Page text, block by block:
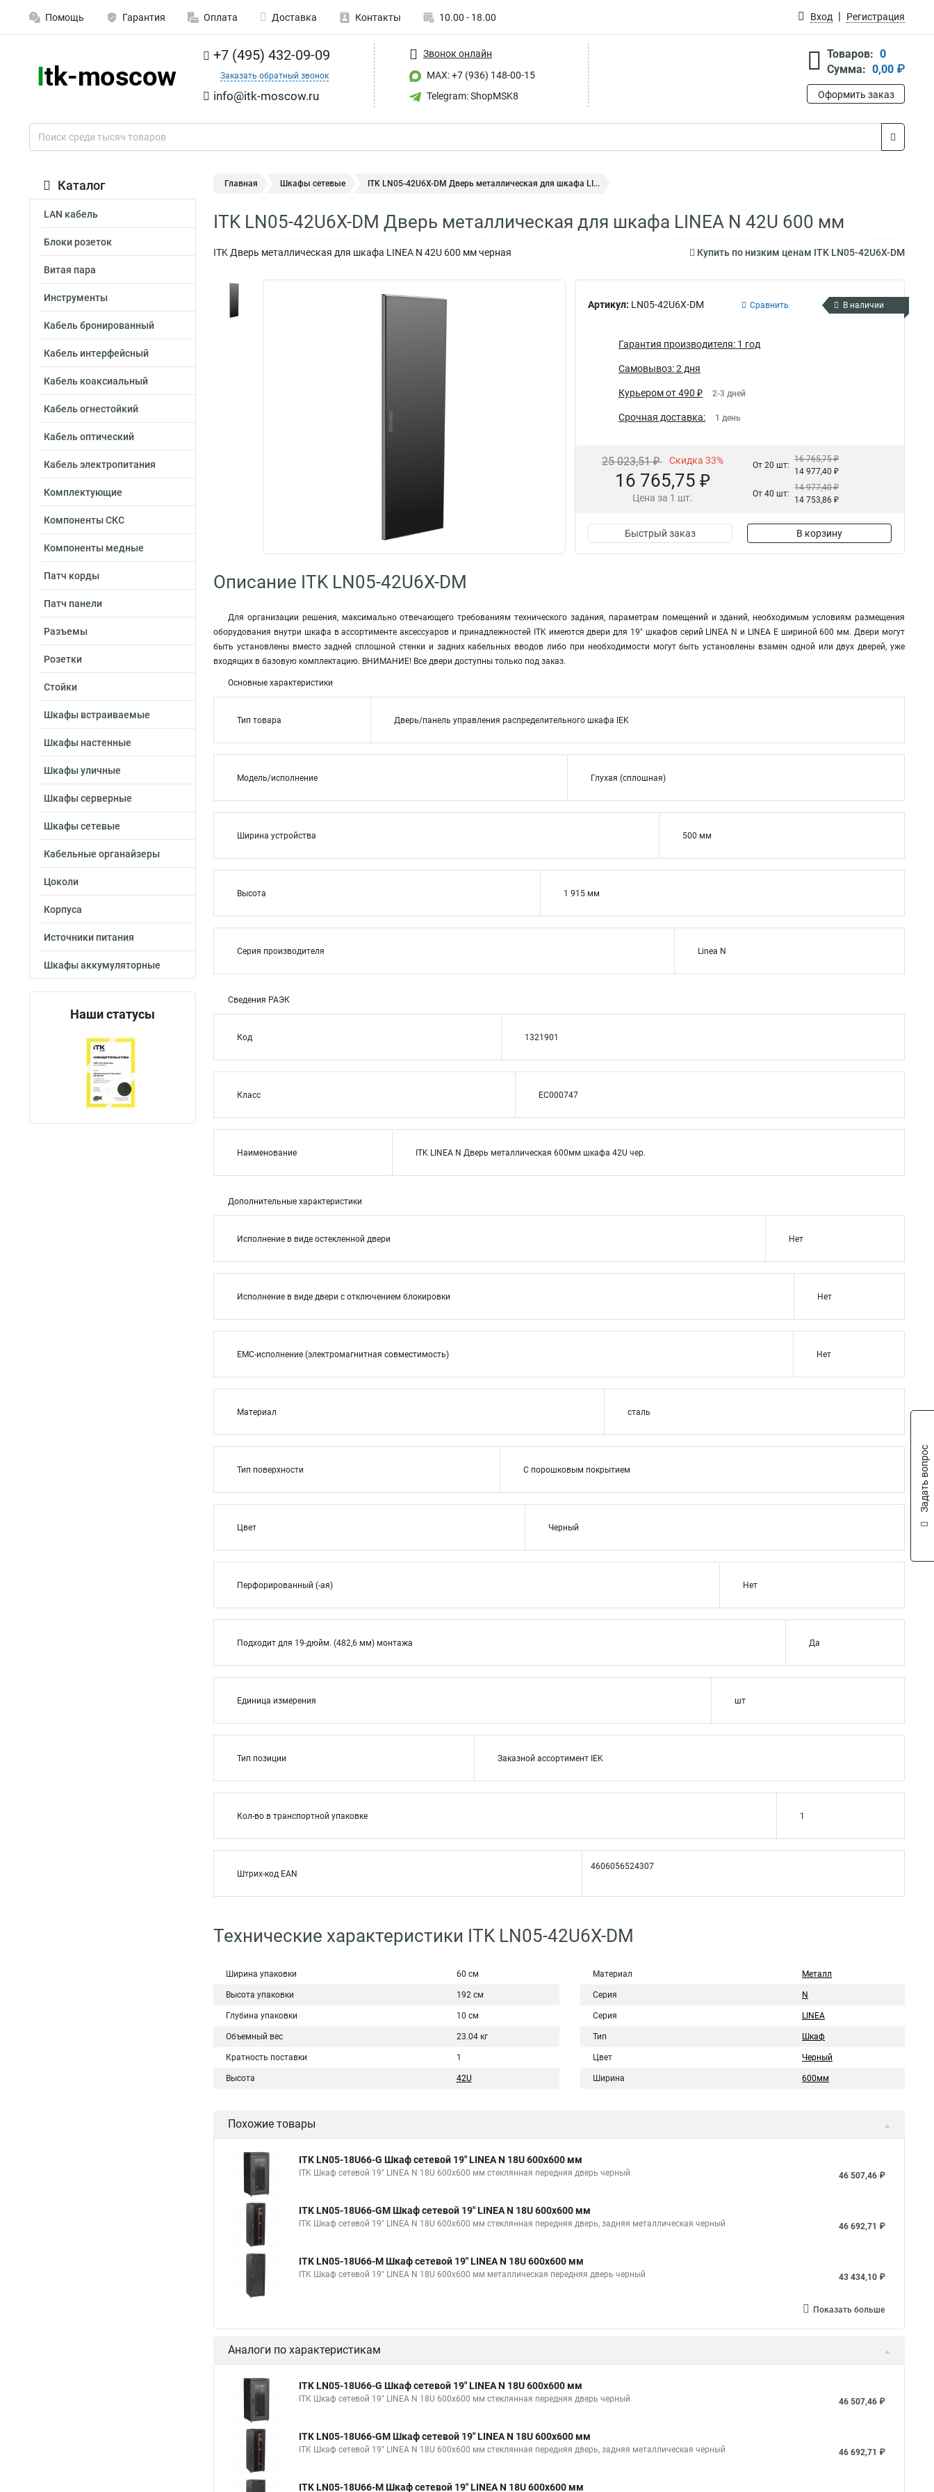
Помощь Гарантия Оплата Доставка Контакты 10.00 - 18.00 Вход Регистрация
+7 (495) 432-09-09
Заказать обратный звонок
info@itk-moscow.ru
Звонок онлайн
MAX: +7 (936) 148-00-15
Telegram: ShopMSK8
Товаров: 0
Сумма: 0,00 ₽
Оформить заказ
Каталог
LAN кабель
Блоки розеток
Витая пара
Инструменты
Кабель бронированный
Кабель интерфейсный
Кабель коаксиальный
Кабель огнестойкий
Кабель оптический
Кабель электропитания
Комплектующие
Компоненты СКС
Компоненты медные
Патч корды
Патч панели
Разъемы
Розетки
Стойки
Шкафы встраиваемые
Шкафы настенные
Шкафы уличные
Шкафы серверные
Шкафы сетевые
Кабельные органайзеры
Цоколи
Корпуса
Источники питания
Шкафы аккумуляторные
Наши статусы
Главная Шкафы сетевые ITK LN05-42U6X-DM Дверь металлическая для шкафа LI...
ITK LN05-42U6X-DM Дверь металлическая для шкафа LINEA N 42U 600 мм
ITK Дверь металлическая для шкафа LINEA N 42U 600 мм черная Купить по низким ценам ITK LN05-42U6X-DM
Артикул: LN05-42U6X-DM Сравнить В наличии
Гарантия производителя: 1 год
Самовывоз: 2 дня
Курьером от 490 ₽ 2-3 дней
Срочная доставка: 1 день
25 023,51 ₽ Скидка 33%
16 765,75 ₽
Цена за 1 шт.
От 20 шт:
16 765,75 ₽
14 977,40 ₽
От 40 шт:
14 977,40 ₽
14 753,86 ₽
Быстрый заказ В корзину
Описание ITK LN05-42U6X-DM
Для организации решения, максимально отвечающего требованиям технического задания, параметрам помещений и зданий, необходимым условиям размещения
оборудования внутри шкафа в ассортименте аксессуаров и принадлежностей ITK имеются двери для 19" шкафов серий LINEA N и LINEA E шириной 600 мм. Двери могут
быть установлены вместо задней сплошной стенки и задних кабельных вводов либо при необходимости могут быть установлены взамен одной или двух дверей, уже
входящих в базовую комплектацию. ВНИМАНИЕ! Все двери доступны только под заказ.
Основные характеристики
Тип товара Дверь/панель управления распределительного шкафа IEK
Модель/исполнение Глухая (сплошная)
Ширина устройства 500 мм
Высота 1 915 мм
Серия производителя Linea N
Сведения РАЭК
Код 1321901
Класс EC000747
Наименование ITK LINEA N Дверь металлическая 600мм шкафа 42U чер.
Дополнительные характеристики
Исполнение в виде остекленной двери Нет
Исполнение в виде двери с отключением блокировки Нет
EMC-исполнение (электромагнитная совместимость) Нет
Материал сталь
Тип поверхности С порошковым покрытием
Цвет Черный
Перфорированный (-ая) Нет
Подходит для 19-дюйм. (482,6 мм) монтажа Да
Единица измерения шт
Тип позиции Заказной ассортимент IEK
Кол-во в транспортной упаковке 1
Штрих-код EAN
4606056524307
Технические характеристики ITK LN05-42U6X-DM
Ширина упаковки 60 см
Высота упаковки 192 см
Глубина упаковки 10 см
Объемный вес 23.04 кг
Кратность поставки 1
Высота 42U
Материал Металл
Серия N
Серия LINEA
Тип Шкаф
Цвет Черный
Ширина 600мм
Похожие товары
ITK LN05-18U66-G Шкаф сетевой 19" LINEA N 18U 600х600 мм
ITK Шкаф сетевой 19" LINEA N 18U 600х600 мм стеклянная передняя дверь черный 46 507,46 ₽
ITK LN05-18U66-GM Шкаф сетевой 19" LINEA N 18U 600х600 мм
ITK Шкаф сетевой 19" LINEA N 18U 600х600 мм стеклянная передняя дверь, задняя металлическая черный 46 692,71 ₽
ITK LN05-18U66-M Шкаф сетевой 19" LINEA N 18U 600х600 мм
ITK Шкаф сетевой 19" LINEA N 18U 600х600 мм металлическая передняя дверь черный 43 434,10 ₽
Показать больше
Аналоги по характеристикам
ITK LN05-18U66-G Шкаф сетевой 19" LINEA N 18U 600х600 мм
ITK Шкаф сетевой 19" LINEA N 18U 600х600 мм стеклянная передняя дверь черный 46 507,46 ₽
ITK LN05-18U66-GM Шкаф сетевой 19" LINEA N 18U 600х600 мм
ITK Шкаф сетевой 19" LINEA N 18U 600х600 мм стеклянная передняя дверь, задняя металлическая черный 46 692,71 ₽
ITK LN05-18U66-M Шкаф сетевой 19" LINEA N 18U 600х600 мм
Задать вопрос